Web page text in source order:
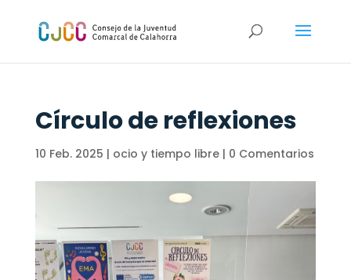
Círculo de reflexiones
10 Feb. 2025 | ocio y tiempo libre| 0 Comentarios